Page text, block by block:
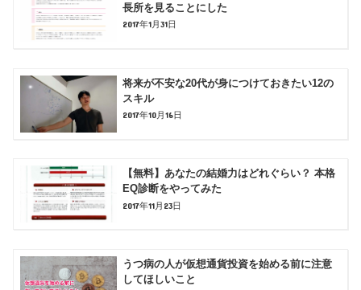
長所を見ることにした
2017年1月31日
将来が不安な20代が身につけておきたい12の
スキル
2017年10月16日
【無料】あなたの結婚力はどれぐらい？ 本格
EQ診断をやってみた
2017年11月23日
うつ病の人が仮想通貨投資を始める前に注意
してほしいこと